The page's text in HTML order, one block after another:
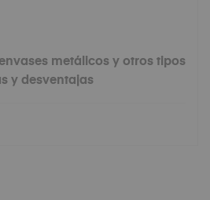
metálicos y otros tipos
y desventajas